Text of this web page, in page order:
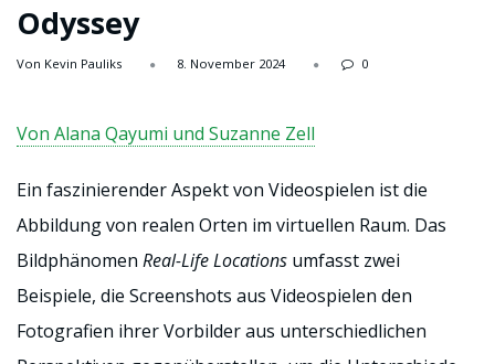
Odyssey
Von Kevin Pauliks 8. November 2024 0
Von Alana Qayumi und Suzanne Zell
Ein faszinierender Aspekt von Videospielen ist die
Abbildung von realen Orten im virtuellen Raum. Das
Bildphänomen Real-Life Locations umfasst zwei
Beispiele, die Screenshots aus Videospielen den
Fotografien ihrer Vorbilder aus unterschiedlichen